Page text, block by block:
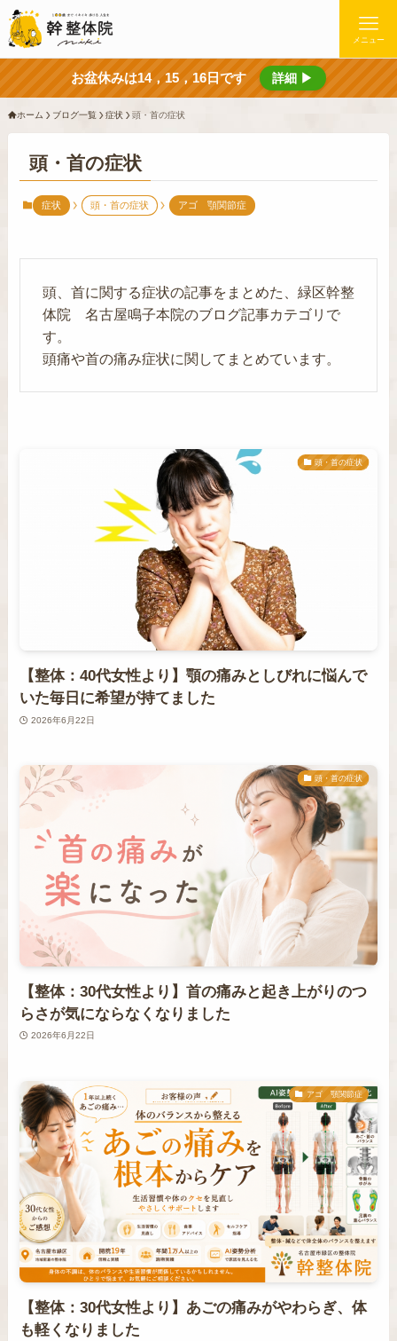
メニュー
お盆休みは14，15，16日です 詳細 ▶
ホーム ブログ一覧 症状 頭・首の症状
頭・首の症状
症状 頭・首の症状 アゴ 顎関節症
頭、首に関する症状の記事をまとめた、緑区幹整
体院 名古屋鳴子本院のブログ記事カテゴリで
す。
頭痛や首の痛み症状に関してまとめています。
頭・首の症状
【整体：40代女性より】顎の痛みとしびれに悩んで
いた毎日に希望が持てました
2026年6月22日
頭・首の症状
【整体：30代女性より】首の痛みと起き上がりのつ
らさが気にならなくなりました
2026年6月22日
アゴ 顎関節症
【整体：30代女性より】あごの痛みがやわらぎ、体
も軽くなりました